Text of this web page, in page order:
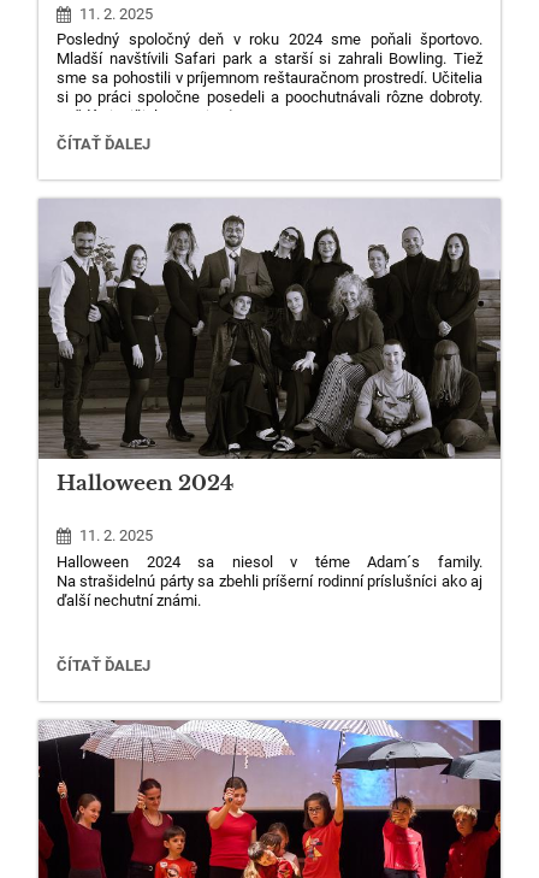
32
11. 2. 2025
Posledný spoločný deň v roku 2024 sme poňali športovo.
Mladší navštívili Safari park a starší si zahrali Bowling. Tiež
sme sa pohostili v príjemnom reštauračnom prostredí. Učitelia
si po práci spoločne posedeli a poochutnávali rôzne dobroty.
Každý si prišiel na svoje :-)
POSLEDNÝ
DEŇ
2024:
ČÍTAŤ ĎALEJ
Halloween 2024
11. 2. 2025
Halloween 2024 sa niesol v téme Adam´s family.
Na strašidelnú párty sa zbehli príšerní rodinní príslušníci ako aj
ďalší nechutní známi.
HALLOWEEN
:
ČÍTAŤ ĎALEJ